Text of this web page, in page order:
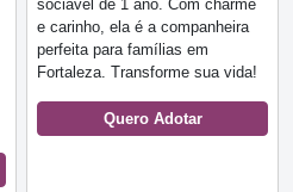
sociável de 1 ano. Com charme
e carinho, ela é a companheira
perfeita para famílias em
Fortaleza. Transforme sua vida!
Quero Adotar